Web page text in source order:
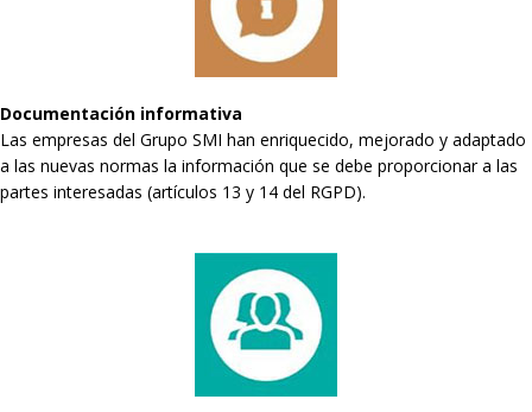
Documentación informativa
Las empresas del Grupo SMI han enriquecido, mejorado y adaptado
a las nuevas normas la información que se debe proporcionar a las
partes interesadas (artículos 13 y 14 del RGPD).